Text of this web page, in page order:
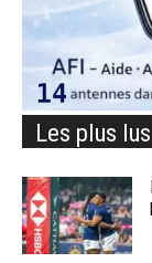
Les plus lus